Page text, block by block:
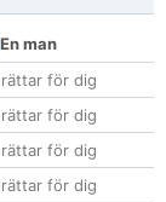
En man
för dig
för dig
för dig
för dig